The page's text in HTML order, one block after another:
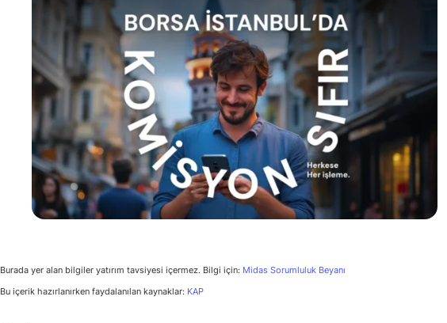
Burada yer alan bilgiler yatırım tavsiyesi içermez. Bilgi için: Midas Sorumluluk Beyanı
Bu içerik hazırlanırken faydalanılan kaynaklar: KAP